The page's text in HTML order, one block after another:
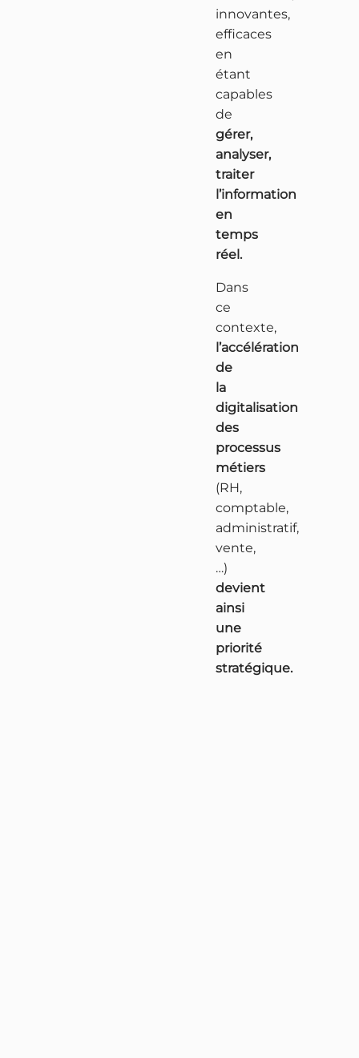
innovantes,
efficaces
en
étant
capables
de
gérer,
analyser,
traiter
l’information
en
temps
réel.
Dans
ce
contexte,
l’accélération
de
la
digitalisation
des
processus
métiers
(RH,
comptable,
administratif,
vente,
…)
devient
ainsi
une
priorité
stratégique.